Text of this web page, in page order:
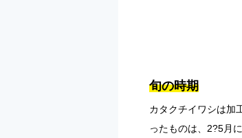
旬の時期
カタクチイワシは加
ったものは、2?5月